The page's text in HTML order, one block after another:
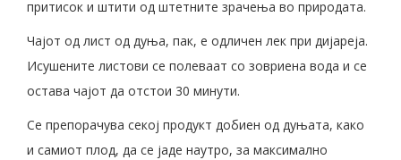
притисок и штити од штетните зрачења во природата.
Чајот од лист од дуња, пак, е одличен лек при дијареја.
Исушените листови се полеваат со зовриена вода и се
остава чајот да отстои 30 минути.
Се препорачува секој продукт добиен од дуњата, како
и самиот плод, да се јаде наутро, за максимално